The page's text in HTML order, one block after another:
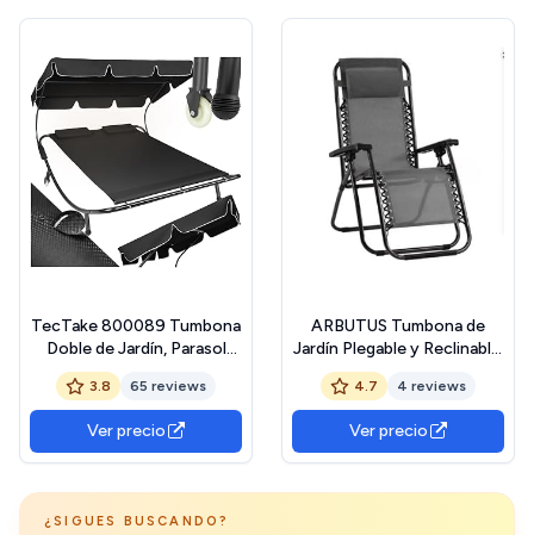
TecTake 800089 Tumbona
Doble de Jardín, Parasol
Plegable, 2 Cojines,
Estructura de Metal,
Interior &amp; Exterior
(Negro/Negro)
3.8 65 reviews
Ver precio
ARBUTUS Tumbona de
Jardín Plegable y Reclinable,
Hamaca con Cojín Cómoda
y Resistente para Terraza,
Camping y Patio (1, Gris
Oscuro)
4.7 4 reviews
Ver precio
¿SIGUES BUSCANDO?